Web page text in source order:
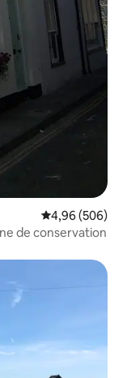
Évaluation
4,96 (506)
de conservation